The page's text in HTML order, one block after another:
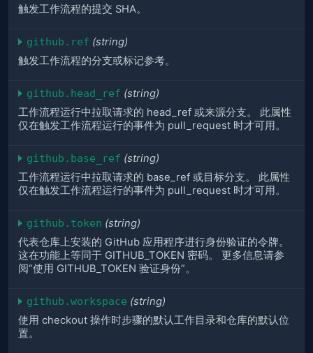
触发工作流程的提交 SHA。
github.ref (string)
触发工作流程的分支或标记参考。
github.head_ref (string)
工作流程运行中拉取请求的 head_ref 或来源分支。 此属性
仅在触发工作流程运行的事件为 pull_request 时才可用。
github.base_ref (string)
工作流程运行中拉取请求的 base_ref 或目标分支。 此属性
仅在触发工作流程运行的事件为 pull_request 时才可用。
github.token (string)
代表仓库上安装的 GitHub 应用程序进行身份验证的令牌。
这在功能上等同于 GITHUB_TOKEN 密码。 更多信息请参
阅“使用 GITHUB_TOKEN 验证身份”。
github.workspace (string)
使用 checkout 操作时步骤的默认工作目录和仓库的默认位
置。